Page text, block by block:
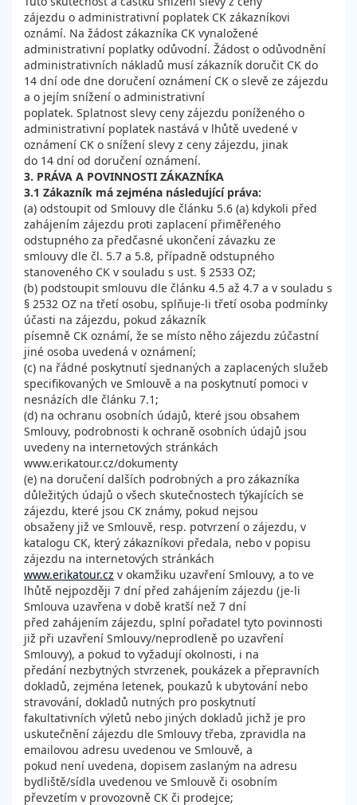
zájezdu o administrativní poplatek CK zákazníkovi
oznámí. Na žádost zákazníka CK vynaložené
administrativní poplatky odůvodní. Žádost o odůvodnění
administrativních nákladů musí zákazník doručit CK do
14 dní ode dne doručení oznámení CK o slevě ze zájezdu
a o jejím snížení o administrativní
poplatek. Splatnost slevy ceny zájezdu poníženého o
administrativní poplatek nastává v lhůtě uvedené v
oznámení CK o snížení slevy z ceny zájezdu, jinak
do 14 dní od doručení oznámení.
3. PRÁVA A POVINNOSTI ZÁKAZNÍKA
3.1 Zákazník má zejména následující práva:
(a) odstoupit od Smlouvy dle článku 5.6 (a) kdykoli před
zahájením zájezdu proti zaplacení přiměřeného
odstupného za předčasné ukončení závazku ze
smlouvy dle čl. 5.7 a 5.8, případně odstupného
stanoveného CK v souladu s ust. § 2533 OZ;
(b) podstoupit smlouvu dle článku 4.5 až 4.7 a v souladu s
§ 2532 OZ na třetí osobu, splňuje-li třetí osoba podmínky
účasti na zájezdu, pokud zákazník
písemně CK oznámí, že se místo něho zájezdu zúčastní
jiné osoba uvedená v oznámení;
(c) na řádné poskytnutí sjednaných a zaplacených služeb
specifikovaných ve Smlouvě a na poskytnutí pomoci v
nesnázích dle článku 7.1;
(d) na ochranu osobních údajů, které jsou obsahem
Smlouvy, podrobnosti k ochraně osobních údajů jsou
uvedeny na internetových stránkách
www.erikatour.cz/dokumenty
(e) na doručení dalších podrobných a pro zákazníka
důležitých údajů o všech skutečnostech týkajících se
zájezdu, které jsou CK známy, pokud nejsou
obsaženy již ve Smlouvě, resp. potvrzení o zájezdu, v
katalogu CK, který zákazníkovi předala, nebo v popisu
zájezdu na internetových stránkách
www.erikatour.cz v okamžiku uzavření Smlouvy, a to ve
lhůtě nejpozději 7 dní před zahájením zájezdu (je-li
Smlouva uzavřena v době kratší než 7 dní
před zahájením zájezdu, splní pořadatel tyto povinnosti
již při uzavření Smlouvy/neprodleně po uzavření
Smlouvy), a pokud to vyžadují okolnosti, i na
předání nezbytných stvrzenek, poukázek a přepravních
dokladů, zejména letenek, poukazů k ubytování nebo
stravování, dokladů nutných pro poskytnutí
fakultativních výletů nebo jiných dokladů jichž je pro
uskutečnění zájezdu dle Smlouvy třeba, zpravidla na
emailovou adresu uvedenou ve Smlouvě, a
pokud není uvedena, dopisem zaslaným na adresu
bydliště/sídla uvedenou ve Smlouvě či osobním
převzetím v provozovně CK či prodejce;